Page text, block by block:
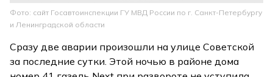
Фото: сайт Госавтоинспекции ГУ МВД России по г. Санкт-Петербургу
и Ленинградской области
Сразу две аварии произошли на улице Советской
за последние сутки. Этой ночью в районе дома